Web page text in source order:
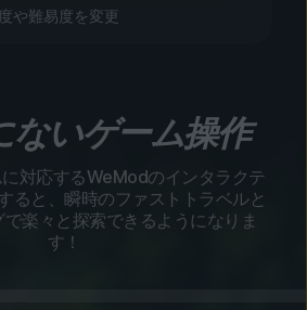
や難易度を変更
ないゲーム操作
対応するWeModのインタラクテ
ると、瞬時のファストトラベルと
楽々と探索できるようになりま
す！